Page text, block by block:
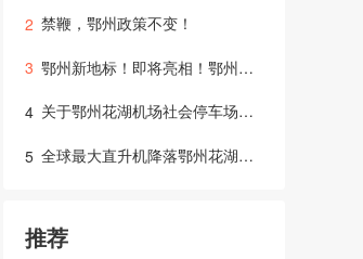
2 禁鞭，鄂州政策不变！
3 鄂州新地标！即将亮相！鄂州市会展中心
4 关于鄂州花湖机场社会停车场充电设施暂时无法提供服务的公告
5 全球最大直升机降落鄂州花湖机场
推荐